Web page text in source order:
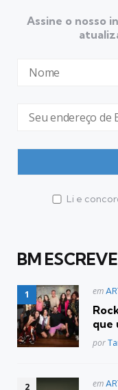
Assine o nosso
Li e
BM ESCREVE
em
em
que
por
em